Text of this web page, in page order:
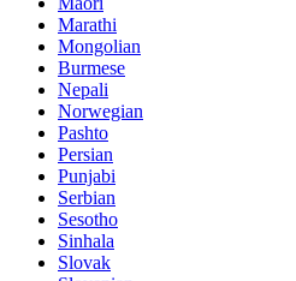
Marathi
Mongolian
Burmese
Nepali
Norwegian
Pashto
Persian
Punjabi
Serbian
Sesotho
Sinhala
Slovak